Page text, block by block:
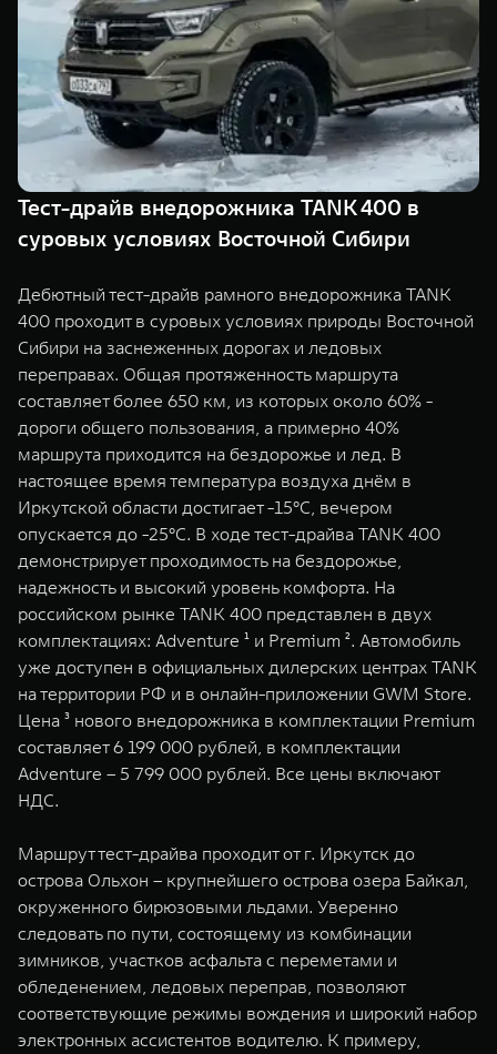
TANK 500
Веди за собой Сила
WEY 07
Расширяя границы комфорта
от 6 149 000 ₽
Эстетика
от 5 699
WEY 80
от 6 449 000 ₽ от 8 099
TANK Финансы
Корпоративным клиентам
TANK ФИНАНСЫ
TANK Кредит
TANK Лизинг
TANK Страхование
Сервис
Специальные предложения
Моторные масла
ЦИФРОВЫЕ СЕРВИСЫ TANK
Цифровые сервисы TANK
Подписки
Тест-драйв внедорожника TANK 400 в
суровых условиях Восточной Сибири
Дебютный тест-драйв рамного внедорожника TANK
400 проходит в суровых условиях природы Восточной
Сибири на заснеженных дорогах и ледовых
переправах. Общая протяженность маршрута
составляет более 650 км, из которых около 60% -
дороги общего пользования, а примерно 40%
маршрута приходится на бездорожье и лед. В
настоящее время температура воздуха днём в
Иркутской области достигает -15°C, вечером
опускается до -25°C. В ходе тест-драйва TANK 400
демонстрирует проходимость на бездорожье,
надежность и высокий уровень комфорта. На
российском рынке TANK 400 представлен в двух
комплектациях: Adventure ¹ и Premium ². Автомобиль
уже доступен в официальных дилерских центрах TANK
на территории РФ и в онлайн-приложении GWM Store.
Цена ³ нового внедорожника в комплектации Premium
составляет 6 199 000 рублей, в комплектации
Adventure – 5 799 000 рублей. Все цены включают
НДС.
Маршрут тест-драйва проходит от г. Иркутск до
острова Ольхон – крупнейшего острова озера Байкал,
окруженного бирюзовыми льдами. Уверенно
следовать по пути, состоящему из комбинации
зимников, участков асфальта с переметами и
обледенением, ледовых переправ, позволяют
соответствующие режимы вождения и широкий набор
электронных ассистентов водителю. К примеру,